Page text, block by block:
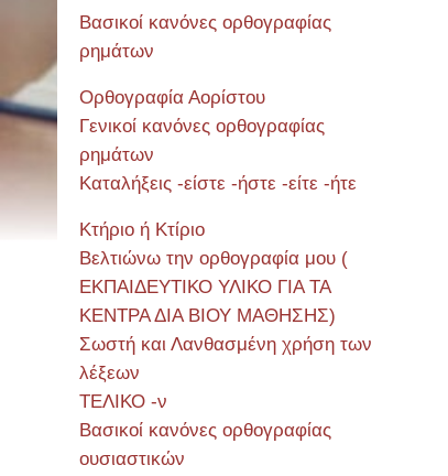
Βασικοί κανόνες ορθογραφίας
ρημάτων
Ορθογραφία Αορίστου
Γενικοί κανόνες ορθογραφίας
ρημάτων
Καταλήξεις -είστε -ήστε -είτε -ήτε
Κτήριο ή Κτίριο
Βελτιώνω την ορθογραφία μου (
ΕΚΠΑΙΔΕΥΤΙΚΟ ΥΛΙΚΟ ΓΙΑ ΤΑ
ΚΕΝΤΡΑ ΔΙΑ ΒΙΟΥ ΜΑΘΗΣΗΣ)
Σωστή και Λανθασμένη χρήση των
λέξεων
ΤΕΛΙΚΟ -ν
Βασικοί κανόνες ορθογραφίας
ουσιαστικών